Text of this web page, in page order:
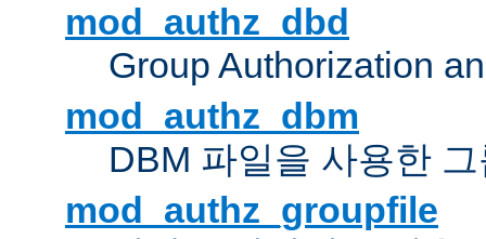
mod_authz_dbd
Group Authorization
mod_authz_dbm
DBM 파일을 사용한
mod_authz_groupfile